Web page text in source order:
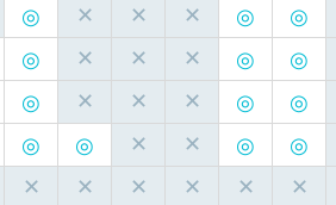
✕ ✕ ✕
✕ ✕ ✕
✕ ✕ ✕
✕ ✕
✕ ✕ ✕ ✕ ✕ ✕